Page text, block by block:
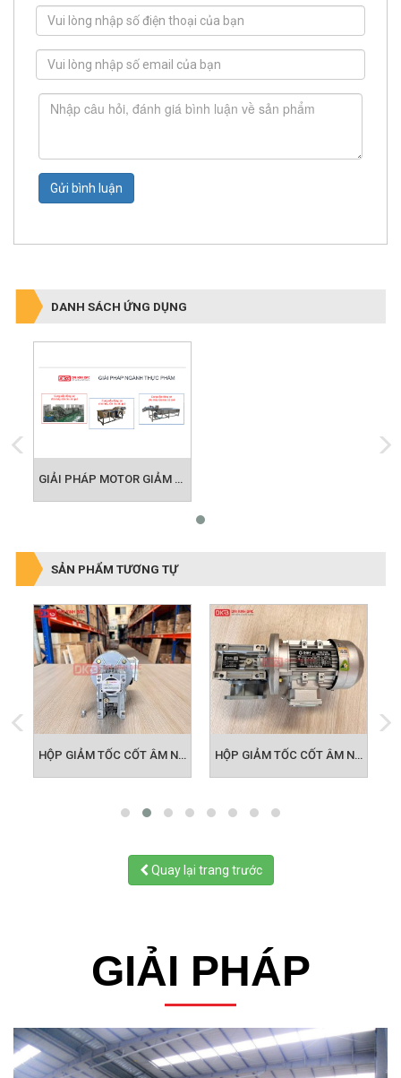
Gửi bình luận
DANH SÁCH ỨNG DỤNG
SẢN PHẨM TƯƠNG TỰ
Quay lại trang trước
GIẢI PHÁP